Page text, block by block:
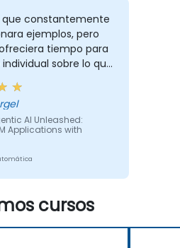
que constantemente
ejemplos, pero
tiempo para
sobre lo que
AI Unleashed:
Applications with
cursos